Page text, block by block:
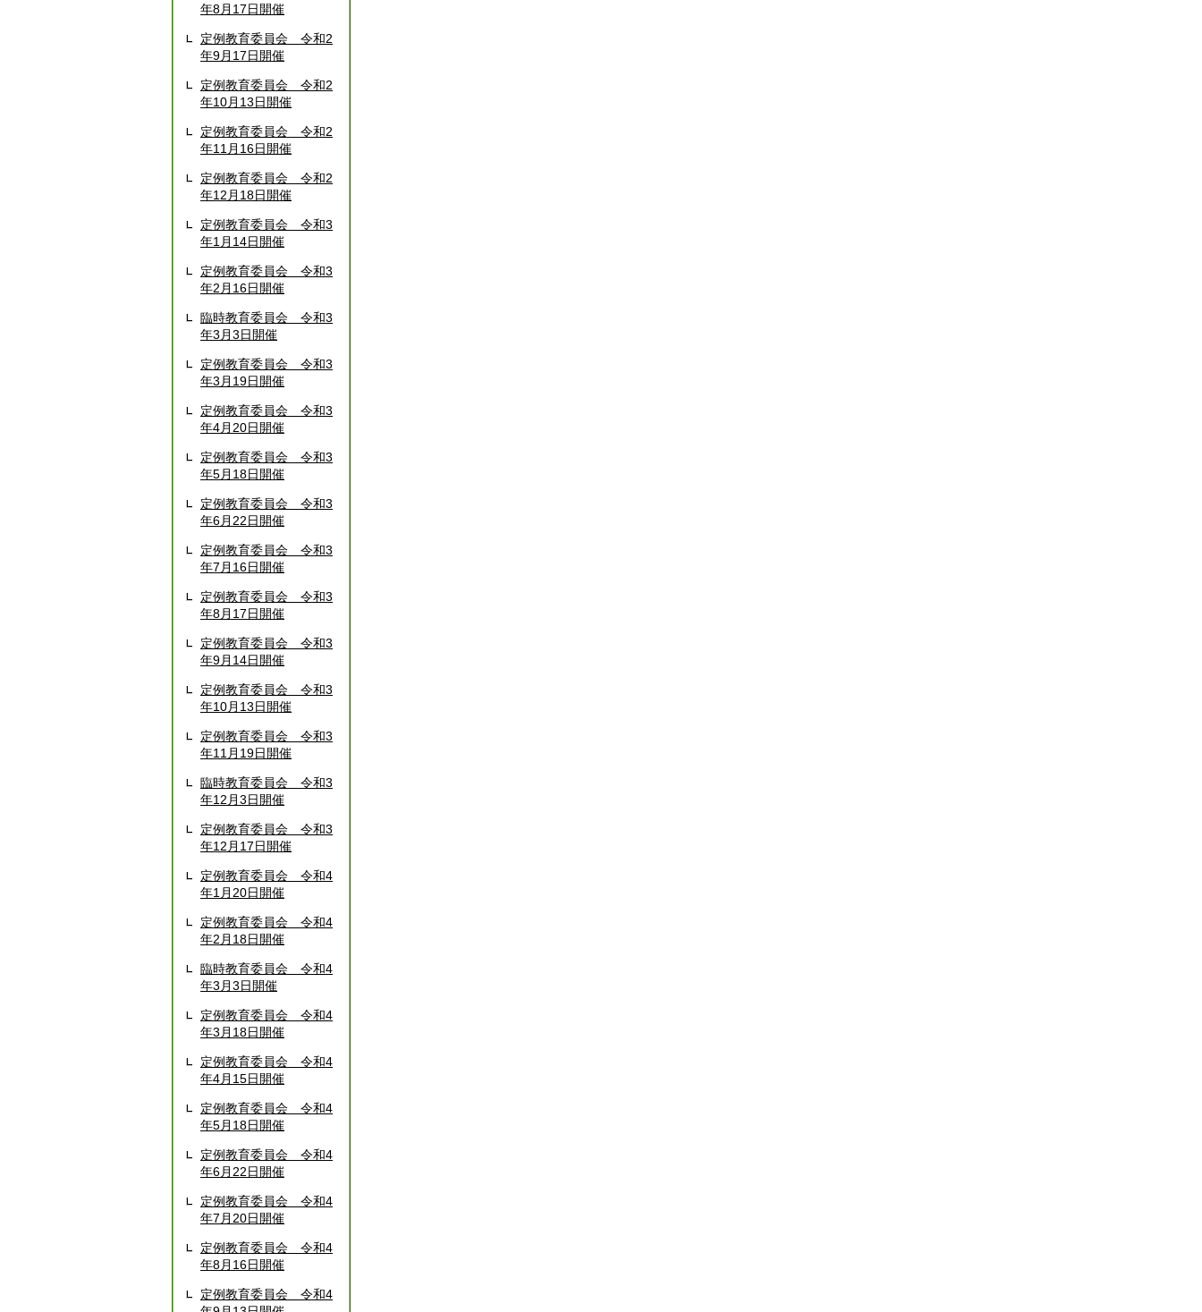
年8月17日開催
定例教育委員会 令和2
年9月17日開催
定例教育委員会 令和2
年10月13日開催
定例教育委員会 令和2
年11月16日開催
定例教育委員会 令和2
年12月18日開催
定例教育委員会 令和3
年1月14日開催
定例教育委員会 令和3
年2月16日開催
臨時教育委員会 令和3
年3月3日開催
定例教育委員会 令和3
年3月19日開催
定例教育委員会 令和3
年4月20日開催
定例教育委員会 令和3
年5月18日開催
定例教育委員会 令和3
年6月22日開催
定例教育委員会 令和3
年7月16日開催
定例教育委員会 令和3
年8月17日開催
定例教育委員会 令和3
年9月14日開催
定例教育委員会 令和3
年10月13日開催
定例教育委員会 令和3
年11月19日開催
臨時教育委員会 令和3
年12月3日開催
定例教育委員会 令和3
年12月17日開催
定例教育委員会 令和4
年1月20日開催
定例教育委員会 令和4
年2月18日開催
臨時教育委員会 令和4
年3月3日開催
定例教育委員会 令和4
年3月18日開催
定例教育委員会 令和4
年4月15日開催
定例教育委員会 令和4
年5月18日開催
定例教育委員会 令和4
年6月22日開催
定例教育委員会 令和4
年7月20日開催
定例教育委員会 令和4
年8月16日開催
定例教育委員会 令和4